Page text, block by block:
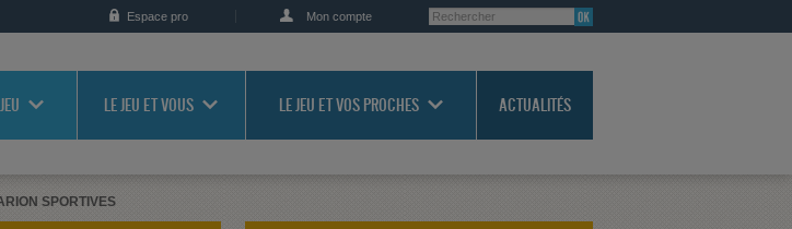
Espace pro Mon compte
LE JEU ET VOUS LE JEU ET VOS PROCHES ACTUALITÉS
SPORTIVES